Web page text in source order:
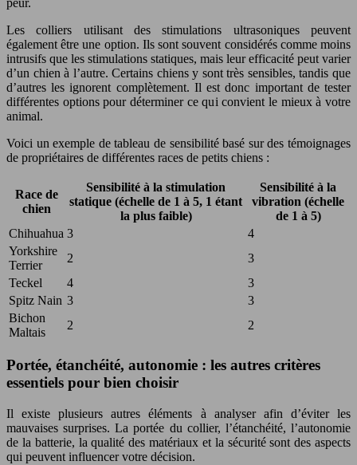
Les colliers utilisant des stimulations ultrasoniques peuvent
également être une option. Ils sont souvent considérés comme moins
intrusifs que les stimulations statiques, mais leur efficacité peut varier
d’un chien à l’autre. Certains chiens y sont très sensibles, tandis que
d’autres les ignorent complètement. Il est donc important de tester
différentes options pour déterminer ce qui convient le mieux à votre
animal.
Voici un exemple de tableau de sensibilité basé sur des témoignages
de propriétaires de différentes races de petits chiens :
Race de
chien
Sensibilité à la stimulation
statique (échelle de 1 à 5, 1 étant
la plus faible)
Sensibilité à la
vibration (échelle
de 1 à 5)
Chihuahua 3
4
Yorkshire
Terrier
2
3
Teckel
4
3
Spitz Nain 3
3
Bichon
Maltais
2 2
Portée, étanchéité, autonomie : les autres critères
essentiels pour bien choisir
Il existe plusieurs autres éléments à analyser afin d’éviter les
mauvaises surprises. La portée du collier, l’étanchéité, l’autonomie
de la batterie, la qualité des matériaux et la sécurité sont des aspects
qui peuvent influencer votre décision.